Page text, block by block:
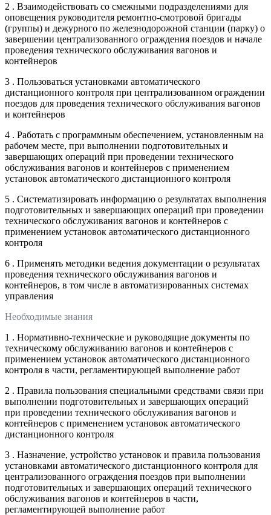
2 . Взаимодействовать со смежными подразделениями для
оповещения руководителя ремонтно-смотровой бригады
(группы) и дежурного по железнодорожной станции (парку) о
завершении централизованного ограждения поездов и начале
проведения технического обслуживания вагонов и
контейнеров
3 . Пользоваться установками автоматического
дистанционного контроля при централизованном ограждении
поездов для проведения технического обслуживания вагонов
и контейнеров
4 . Работать с программным обеспечением, установленным на
рабочем месте, при выполнении подготовительных и
завершающих операций при проведении технического
обслуживания вагонов и контейнеров с применением
установок автоматического дистанционного контроля
5 . Систематизировать информацию о результатах выполнения
подготовительных и завершающих операций при проведении
технического обслуживания вагонов и контейнеров с
применением установок автоматического дистанционного
контроля
6 . Применять методики ведения документации о результатах
проведения технического обслуживания вагонов и
контейнеров, в том числе в автоматизированных системах
управления
Необходимые знания
1 . Нормативно-технические и руководящие документы по
техническому обслуживанию вагонов и контейнеров с
применением установок автоматического дистанционного
контроля в части, регламентирующей выполнение работ
2 . Правила пользования специальными средствами связи при
выполнении подготовительных и завершающих операций
при проведении технического обслуживания вагонов и
контейнеров с применением установок автоматического
дистанционного контроля
3 . Назначение, устройство установок и правила пользования
установками автоматического дистанционного контроля для
централизованного ограждения поездов при выполнении
подготовительных и завершающих операций технического
обслуживания вагонов и контейнеров в части,
регламентирующей выполнение работ